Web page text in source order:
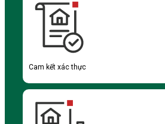
Cam kết xác thực